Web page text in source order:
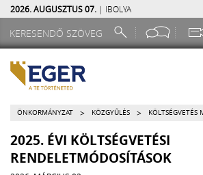
2026. AUGUSZTUS 07. | IBOLYA
ÖNKORMÁNYZAT > KÖZGYŰLÉS > KÖLTSÉGVETÉS
2025. ÉVI KÖLTSÉGVETÉSI
RENDELETMÓDOSÍTÁSOK